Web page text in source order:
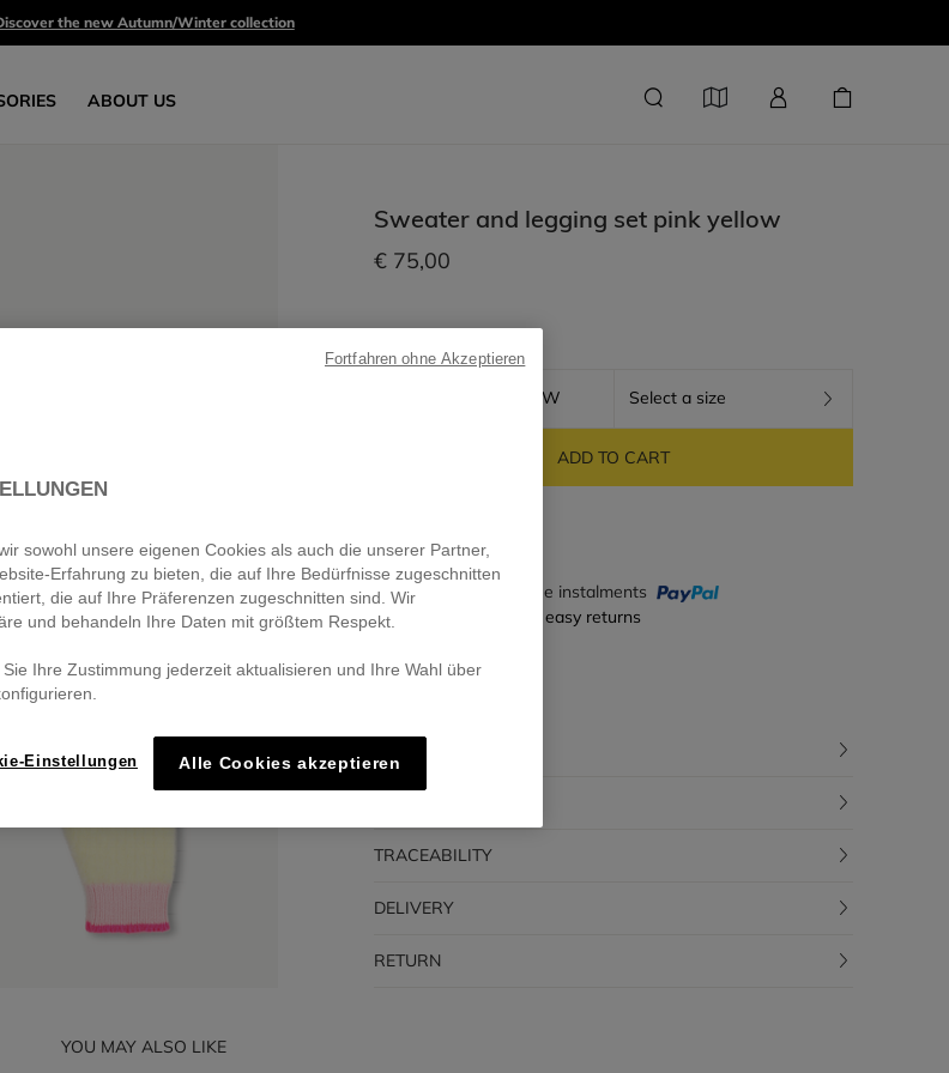
the new Autumn/Winter collection
ABOUT US
Sweater and legging set pink yellow
€ 75,00
PINK YELLOW Select a size
ADD TO CART
Pay in 4 interest-free instalments
🔒 Secure payment & easy returns
TRACEABILITY
DELIVERY
RETURN
YOU MAY ALSO LIKE
sowohl unsere eigenen Cookies als auch die unserer Partner,
Erfahrung zu bieten, die auf Ihre Bedürfnisse zugeschnitten
die auf Ihre Präferenzen zugeschnitten sind. Wir
und behandeln Ihre Daten mit größtem Respekt.
Ihre Zustimmung jederzeit aktualisieren und Ihre Wahl über
Einstellungen Alle Cookies akzeptieren
Fortfahren ohne Akzeptieren